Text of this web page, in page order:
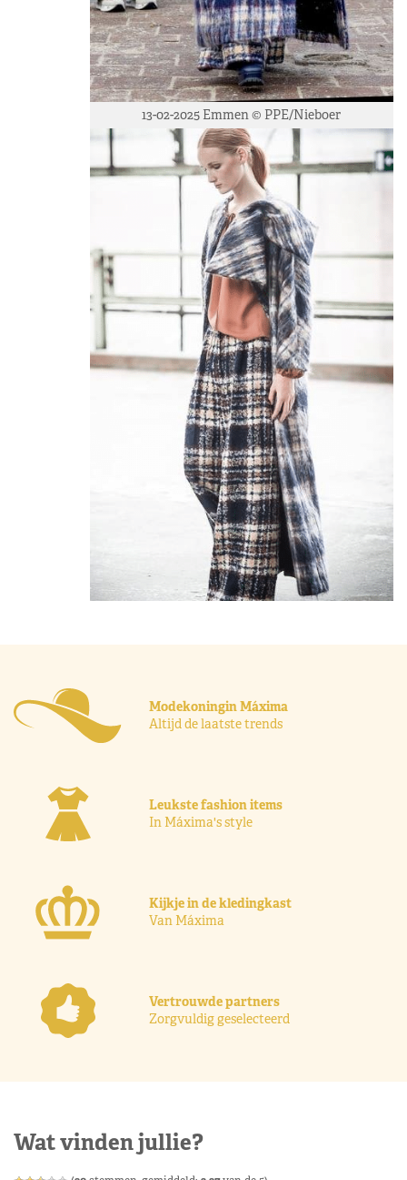
13-02-2025 Emmen © PPE/Nieboer
Modekoningin Máxima
Altijd de laatste trends
Leukste fashion items
In Máxima's style
Kijkje in de kledingkast
Van Máxima
Vertrouwde partners
Zorgvuldig geselecteerd
Wat vinden jullie?